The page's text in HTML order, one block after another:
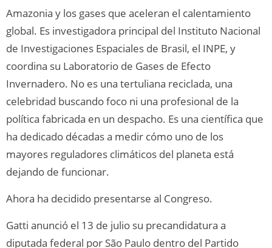
Amazonia y los gases que aceleran el calentamiento
global. Es investigadora principal del Instituto Nacional
de Investigaciones Espaciales de Brasil, el INPE, y
coordina su Laboratorio de Gases de Efecto
Invernadero. No es una tertuliana reciclada, una
celebridad buscando foco ni una profesional de la
política fabricada en un despacho. Es una científica que
ha dedicado décadas a medir cómo uno de los
mayores reguladores climáticos del planeta está
dejando de funcionar.
Ahora ha decidido presentarse al Congreso.
Gatti anunció el 13 de julio su precandidatura a
diputada federal por São Paulo dentro del Partido